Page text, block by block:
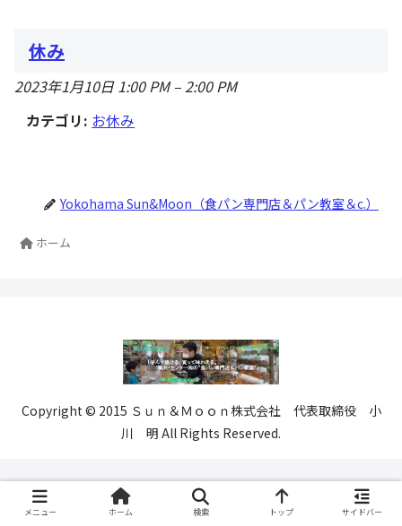
休み
2023年1月10日 1:00 PM–2:00 PM
カテゴリ: お休み
Yokohama Sun&Moon（食パン専門店＆パン教室＆c.）
ホーム
Copyright © 2015 Ｓｕｎ＆Ｍｏｏｎ株式会社 代表取締役 小
川 明 All Rights Reserved.
メニュー ホーム 検索 トップ サイドバー